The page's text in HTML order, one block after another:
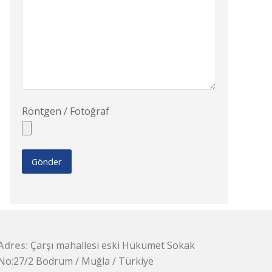
Röntgen / Fotoğraf
Çarşı mahallesi eski Hükümet Sokak
2 Bodrum / Muğla / Türkiye